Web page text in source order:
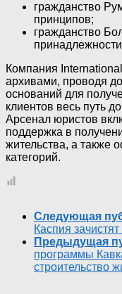
гражданство
принципов;
гражданство
Компания
архивами, проводя
оснований для
клиентов весь путь
Арсенал юристов
поддержка в
жительства, а также
категорий.
Следующая
Каспия
Предыдущая
программы
строительство